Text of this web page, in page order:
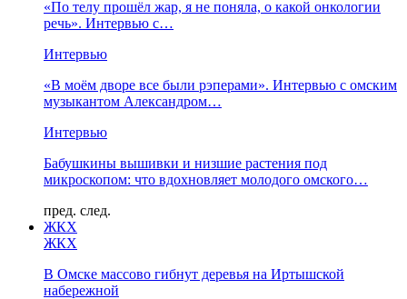
«По телу прошёл жар, я не поняла, о какой онкологии
речь». Интервью с…
Интервью
«В моём дворе все были рэперами». Интервью с омским
музыкантом Александром…
Интервью
Бабушкины вышивки и низшие растения под
микроскопом: что вдохновляет молодого омского…
пред. след.
ЖКХ
ЖКХ
В Омске массово гибнут деревья на Иртышской
набережной